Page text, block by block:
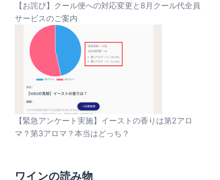
【お詫び】クール便への対応変更と8月クール代全員
サービスのご案内
【緊急アンケート実施】イーストの香りは第2アロ
マ？第3アロマ？本当はどっち？
ワインの読み物